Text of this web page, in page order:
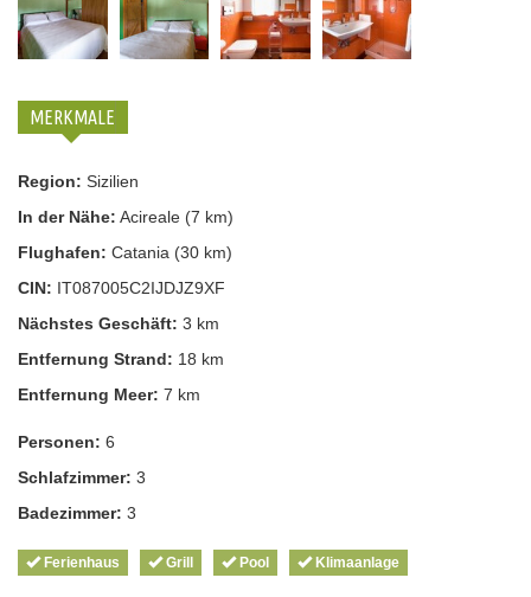
MERKMALE
Region: Sizilien
In der Nähe: Acireale (7 km)
Flughafen: Catania (30 km)
CIN: IT087005C2IJDJZ9XF
Nächstes Geschäft: 3 km
Entfernung Strand: 18 km
Entfernung Meer: 7 km
Personen: 6
Schlafzimmer: 3
Badezimmer: 3
Ferienhaus Grill Pool Klimaanlage